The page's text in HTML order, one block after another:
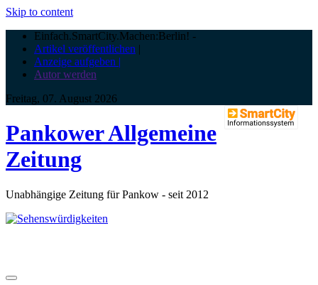
Skip to content
Einfach.SmartCity.Machen:Berlin! -
Artikel veröffentlichen |
Anzeige aufgeben |
Autor werden
Freitag, 07. August 2026
Pankower Allgemeine
Zeitung
Unabhängige Zeitung für Pankow - seit 2012